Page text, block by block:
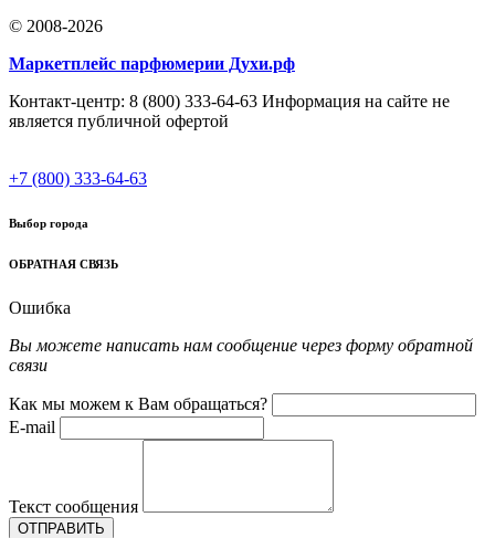
© 2008-2026
Маркетплейс парфюмерии Духи.рф
Контакт-центр: 8 (800) 333-64-63 Информация на сайте не
является публичной офертой
+7 (800) 333-64-63
Выбор города
ОБРАТНАЯ СВЯЗЬ
Ошибка
Вы можете написать нам сообщение через форму обратной
связи
Как мы можем к Вам обращаться?
E-mail
Текст сообщения
ОТПРАВИТЬ